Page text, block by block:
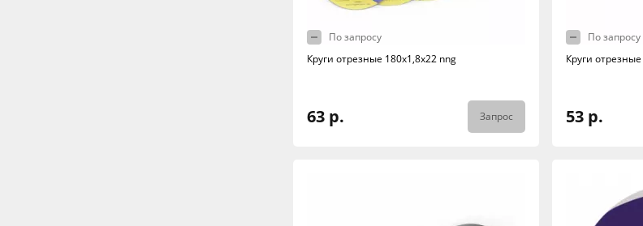
По запросу
Круги отрезные 180х1,8х22 nng
63 р. Запрос
По запросу
Круги
53 р.